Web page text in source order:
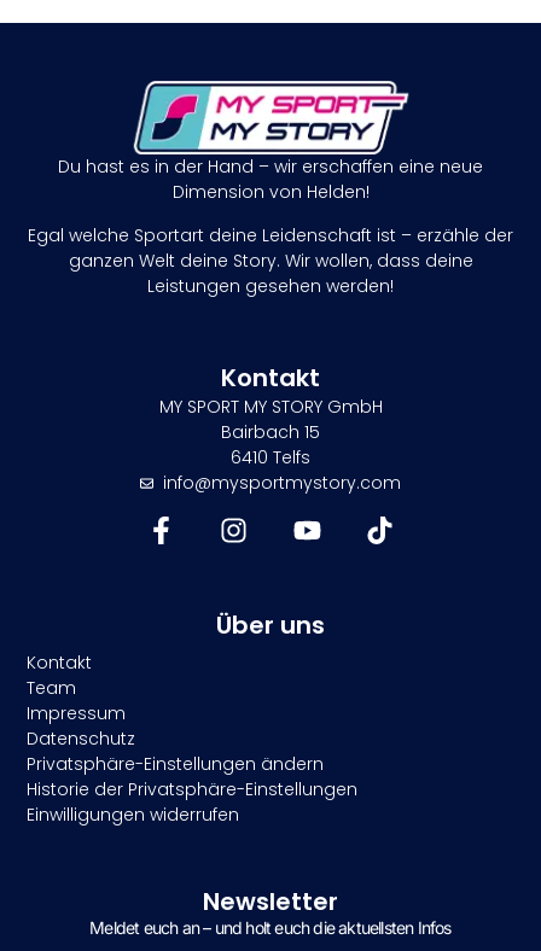
Du hast es in der Hand – wir erschaffen eine neue
Dimension von Helden!
Egal welche Sportart deine Leidenschaft ist – erzähle der
ganzen Welt deine Story. Wir wollen, dass deine
Leistungen gesehen werden!
Kontakt
MY SPORT MY STORY GmbH
Bairbach 15
6410 Telfs
info@mysportmystory.com
Über uns
Kontakt
Team
Impressum
Datenschutz
Privatsphäre-Einstellungen ändern
Historie der Privatsphäre-Einstellungen
Einwilligungen widerrufen
Newsletter
Meldet euch an – und holt euch die aktuellsten Infos